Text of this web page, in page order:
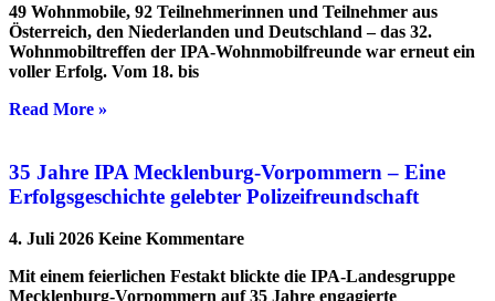
49 Wohnmobile, 92 Teilnehmerinnen und Teilnehmer aus
Österreich, den Niederlanden und Deutschland – das 32.
Wohnmobiltreffen der IPA-Wohnmobilfreunde war erneut ein
voller Erfolg. Vom 18. bis
Read More »
35 Jahre IPA Mecklenburg-Vorpommern – Eine
Erfolgsgeschichte gelebter Polizeifreundschaft
4. Juli 2026 Keine Kommentare
Mit einem feierlichen Festakt blickte die IPA-Landesgruppe
Mecklenburg-Vorpommern auf 35 Jahre engagierte